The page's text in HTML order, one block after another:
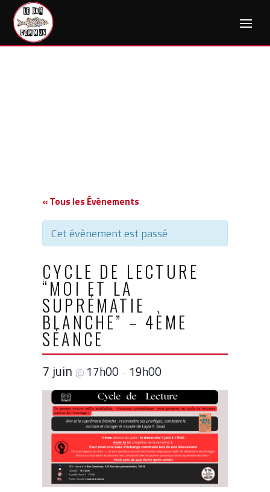
Skip
content
« Tous les Évènements
Cet évènement est passé
CYCLE DE LECTURE
“MOI ET LA
SUPRÉMATIE
BLANCHE” – 4ÈME
SÉANCE
7 juin @ 17h00 – 19h00